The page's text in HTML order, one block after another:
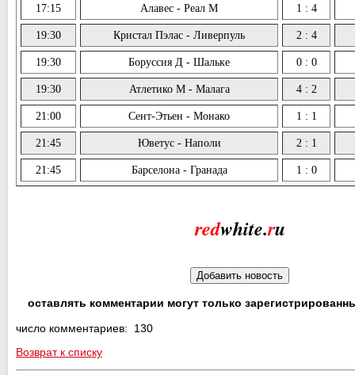
17:15 Алавес - Реал М 1 : 4
19:30 Кристал Пэлас - Ливерпуль 2 : 4
19:30 Боруссия Д - Шальке 0 : 0
19:30 Атлетико М - Малага 4 : 2
21:00 Сент-Этьен - Монако 1 : 1
21:45 Юветус - Наполи 2 : 1
21:45 Барселона - Гранада 1 : 0
redwhite.ru
оставлять комментарии могут только
число комментариев: 130
Возврат к списку